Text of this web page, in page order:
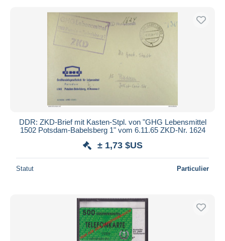
DDR: ZKD-Brief mit Kasten-Stpl. von "GHG Lebensmittel
1502 Potsdam-Babelsberg 1" vom 6.11.65 ZKD-Nr. 1624
± 1,73 $US
Statut Particulier